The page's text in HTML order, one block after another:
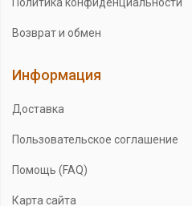
Политика конфиденциальности
Возврат и обмен
Информация
Доставка
Пользовательское соглашение
Помощь (FAQ)
Карта сайта